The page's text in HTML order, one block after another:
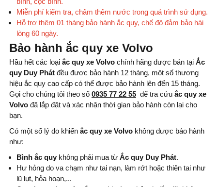
Miễn phí kiểm tra, châm thêm nước trong quá trình sử dụng.
Hỗ trợ thêm 01 tháng bảo hành ắc quy, chế độ đảm bảo hài
lòng 60 ngày.
Bảo hành ắc quy xe Volvo
Hầu hết các loại ắc quy xe Volvo chính hãng được bán tại Ắc
quy Duy Phát đều được bảo hành 12 tháng, một số thương
hiệu ắc quy cao cấp có thể được bảo hành lên đến 15 tháng.
Gọi cho chúng tôi theo số 0935 77 22 55 để tra cứu ắc quy xe
Volvo đã lắp đặt và xác nhận thời gian bảo hành còn lại cho
bạn.
Có một số lý do khiến ắc quy xe Volvo không được bảo hành
như:
Bình ắc quy không phải mua từ Ắc quy Duy Phát.
Hư hỏng do va chạm như tai nạn, làm rớt hoặc thiên tai như
lũ lụt, hỏa hoạn,...